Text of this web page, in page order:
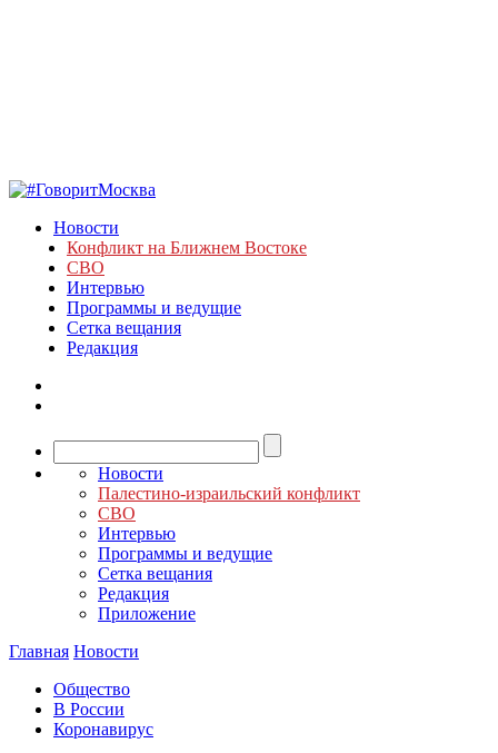
Новости
Конфликт на Ближнем Востоке
СВО
Интервью
Программы и ведущие
Сетка вещания
Редакция
Новости
Палестино-израильский конфликт
СВО
Интервью
Программы и ведущие
Сетка вещания
Редакция
Приложение
Главная Новости
Общество
В России
Коронавирус